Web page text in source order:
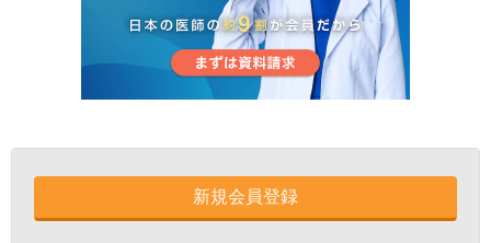
新規会員登録